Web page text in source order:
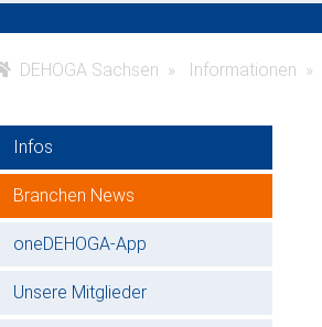
DEHOGA Sachsen Informationen
Infos
Branchen News
oneDEHOGA-App
Unsere Mitglieder